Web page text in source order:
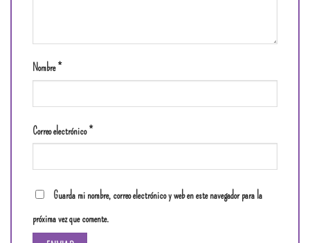
Nombre*
Correo electrónico*
Guarda mi nombre, correo electrónico y web en este navegador para la
próxima vez que comente.